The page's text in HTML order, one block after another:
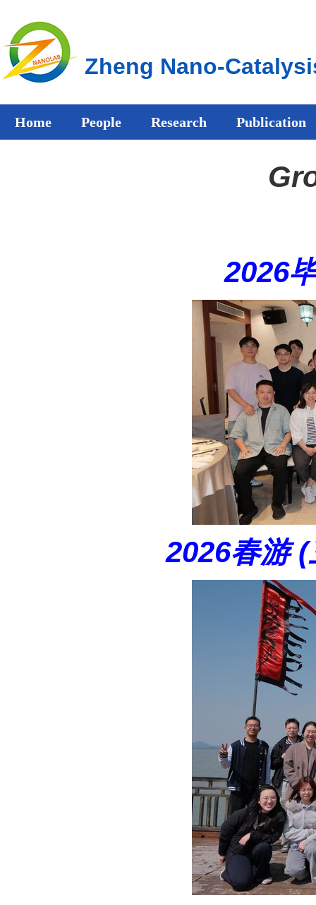
Zheng Nano-
Home People Research Publication
2026
2026春游